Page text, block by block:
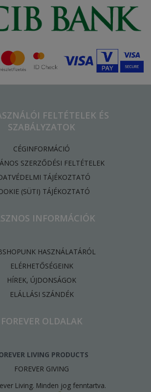
FELTÉTELEK ÉS
SZABÁLYZATOK
CÉGINFORMÁCIÓ
SZERZŐDÉSI FELTÉTELEK
TÁJÉKOZTATÓ
(SÜTI) TÁJÉKOZTATÓ
INFORMÁCIÓK
HASZNÁLATÁRÓL
ELÉRHETŐSÉGEINK
HÍREK, ÚJDONSÁGOK
ELÁLLÁSI SZÁNDÉK
FOREVER OLDALAK
LIVING PRODUCTS
FOREVER GIVING
Living. Minden jog fenntartva.